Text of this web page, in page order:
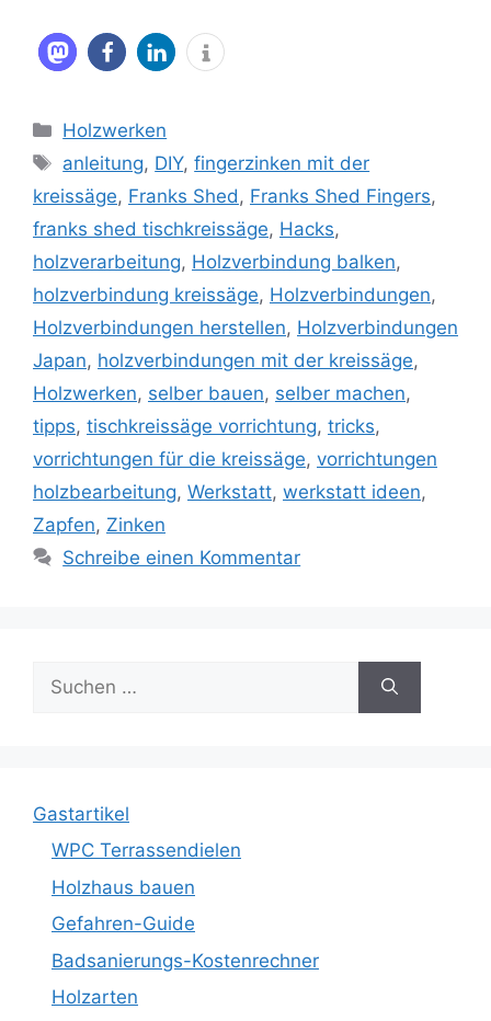
Kategorien
Holzwerken
Schlagwörter
anleitung, DIY,fingerzinken mit der
kreissäge, Franks Shed , Franks Shed Fingers,
franks shed tischkreissäge, Hacks,
holzverarbeitung, Holzverbindung balken,
holzverbindung kreissäge, Holzverbindungen,
Holzverbindungen herstellen, Holzverbindungen
Japan, holzverbindungen mit der kreissäge,
Holzwerken, selber bauen, selber machen,
tipps, tischkreissäge vorrichtung, tricks,
vorrichtungen für die kreissäge, vorrichtungen
holzbearbeitung, Werkstatt, werkstatt ideen,
Zapfen, Zinken
Schreibe einen Kommentar
nach:
Gastartikel
WPC Terrassendielen
Holzhaus bauen
Gefahren-Guide
Badsanierungs-Kostenrechner
Holzarten